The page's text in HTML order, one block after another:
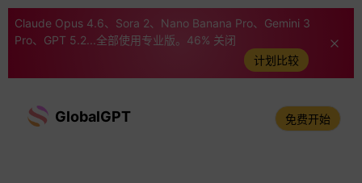
Claude Opus 4.6、Sora 2、Nano Banana Pro、Gemini 3
Pro、GPT 5.2...全部使用专业版。46% 关闭
计划比较
GlobalGPT 免费开始